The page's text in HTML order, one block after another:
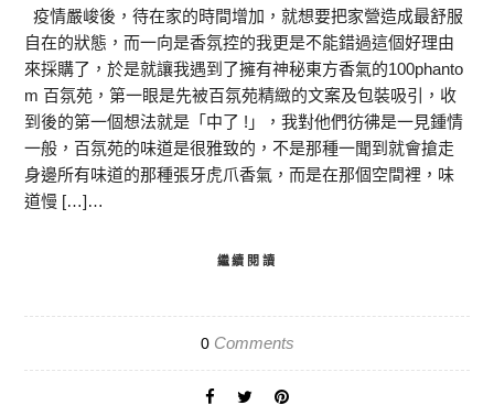
疫情嚴峻後，待在家的時間增加，就想要把家營造成最舒服
自在的狀態，而一向是香氛控的我更是不能錯過這個好理由
來採購了，於是就讓我遇到了擁有神秘東方香氣的100phanto
m 百氛苑，第一眼是先被百氛苑精緻的文案及包裝吸引，收
到後的第一個想法就是「中了 !」，我對他們彷彿是一見鍾情
一般，百氛苑的味道是很雅致的，不是那種一聞到就會搶走
身邊所有味道的那種張牙虎爪香氣，而是在那個空間裡，味
道慢 […]…
繼續閱讀
0Comments